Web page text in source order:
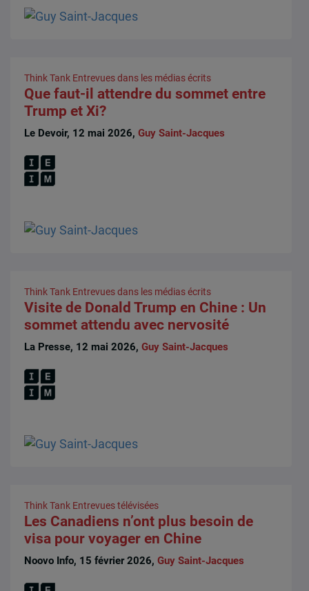
Think Tank Entrevues dans les médias écrits
Que faut-il attendre du sommet entre
Trump et Xi?
Le Devoir, 12 mai 2026,Guy Saint-Jacques
Think Tank Entrevues dans les médias écrits
Visite de Donald Trump en Chine : Un
sommet attendu avec nervosité
La Presse, 12 mai 2026,Guy Saint-Jacques
Think Tank Entrevues télévisées
Les Canadiens n’ont plus besoin de
visa pour voyager en Chine
Noovo Info, 15 février 2026,Guy Saint-Jacques